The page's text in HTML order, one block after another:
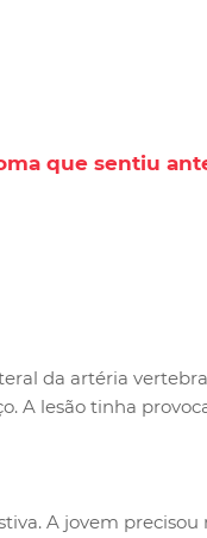
que sentiu
da artéria
A lesão tinha
A jovem precisou